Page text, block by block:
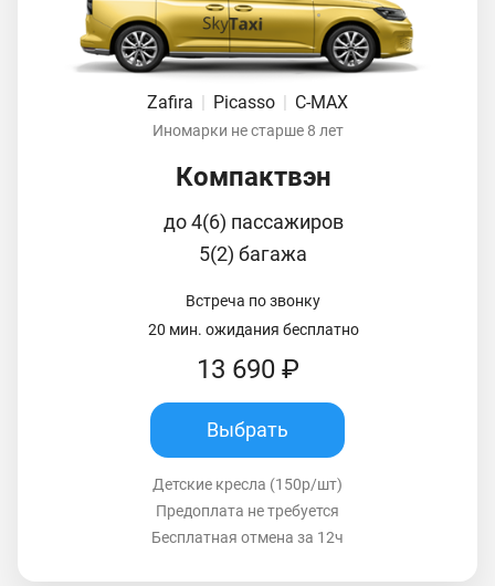
Zafira | Picasso | C-MAX
Иномарки не старше 8 лет
Компактвэн
до 4(6) пассажиров
5(2) багажа
Встреча по звонку
20 мин. ожидания бесплатно
13 690 ₽
Выбрать
Детские кресла (150р/шт)
Предоплата не требуется
Бесплатная отмена за 12ч